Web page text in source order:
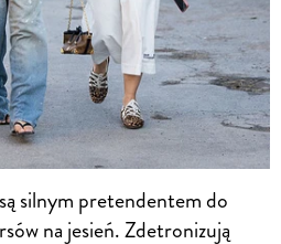
silnym pretendentem do
na jesień. Zdetronizują